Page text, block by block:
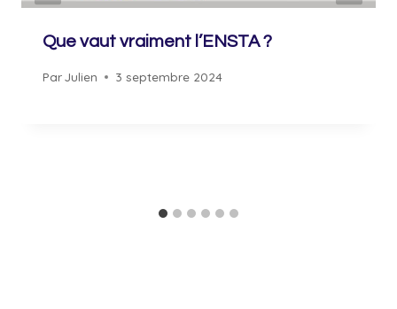
Que vaut vraiment l’ENSTA ?
ParJulien 3 septembre 2024